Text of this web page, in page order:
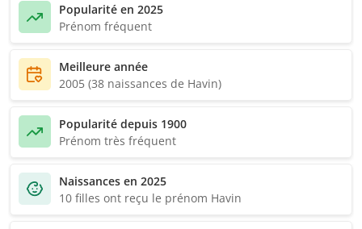
Popularité en 2025
Prénom fréquent
Meilleure année
2005 (38 naissances de Havin)
Popularité depuis 1900
Prénom très fréquent
Naissances en 2025
10 filles ont reçu le prénom Havin